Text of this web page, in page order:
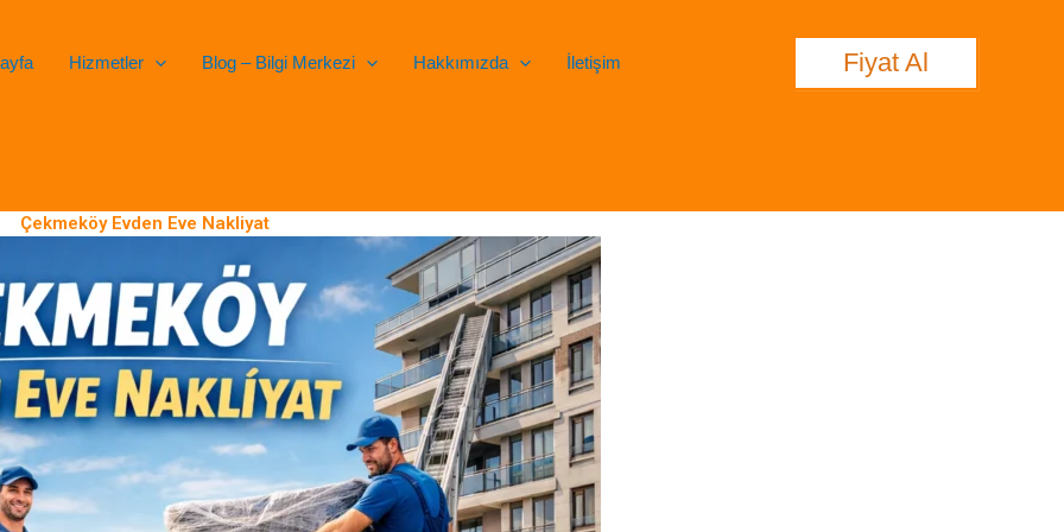
Hizmetler Blog – Bilgi Merkezi Hakkımızda İletişim Fiyat Al
Çekmeköy Evden Eve Nakliyat